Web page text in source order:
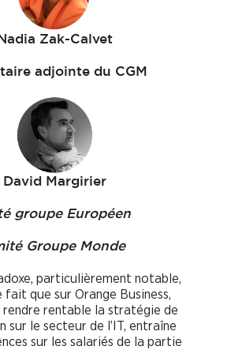
Nadia Zak-Calvet
adjointe du CGM
David Margirier
groupe Européen
Groupe Monde
particulièrement notable,
fait que sur Orange Business,
rendre rentable la stratégie de
sur le secteur de l’IT, entraîne
sur les salariés de la partie